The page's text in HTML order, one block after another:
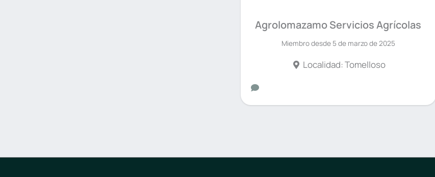
Agrolomazamo Servicios Agrícolas
Miembro desde 5 de marzo de 2025
Localidad: Tomelloso